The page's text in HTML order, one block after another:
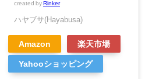
created by Rinker
ハヤブサ(Hayabusa)
Amazon 楽天市場
Yahooショッピング